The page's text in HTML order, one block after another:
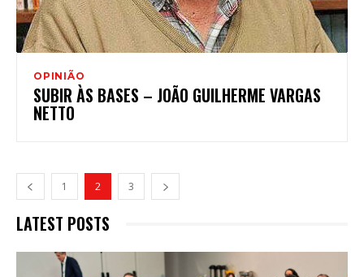
OPINIÃO
SUBIR ÀS BASES – JOÃO GUILHERME VARGAS
NETTO
1 2 3
LATEST POSTS